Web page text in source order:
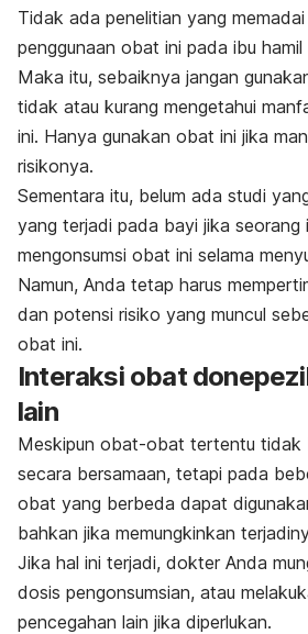
Tidak ada penelitian yang
penggunaan obat ini pada ibu hamil
Maka itu, sebaiknya jangan
tidak atau kurang mengetahui
ini. Hanya gunakan obat ini jika
risikonya.
Sementara itu, belum ada studi
yang terjadi pada bayi jika seorang
mengonsumsi obat ini selama
Namun, Anda tetap harus
dan potensi risiko yang muncul
obat ini.
Interaksi obat
lain
Meskipun obat-obat tertentu tidak
secara bersamaan, tetapi pada
obat yang berbeda dapat
bahkan jika memungkinkan
Jika hal ini terjadi, dokter Anda
dosis pengonsumsian, atau
pencegahan lain jika diperlukan.